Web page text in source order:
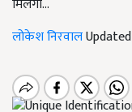
मिलेगी...
लोकेश निरवाल